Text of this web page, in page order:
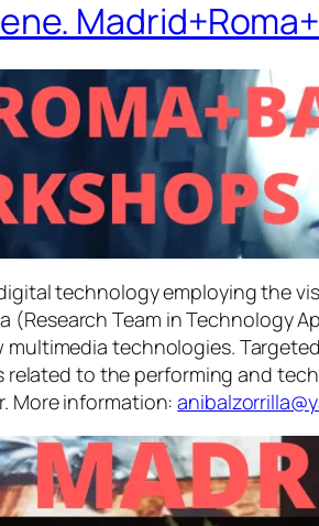
technology employing the
(Research Team in Technology
technologies.
related to the performing and
More information: